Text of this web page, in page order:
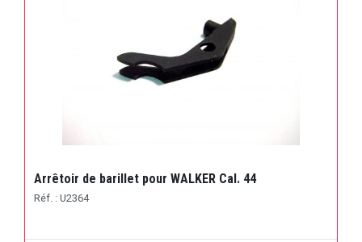
Arrêtoir de barillet pour WALKER Cal. 44
Réf. : U2364